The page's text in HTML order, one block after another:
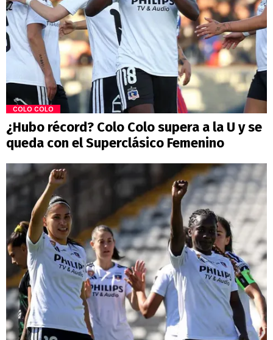
COLO COLO
¿Hubo récord? Colo Colo supera a la U y se
queda con el Superclásico Femenino